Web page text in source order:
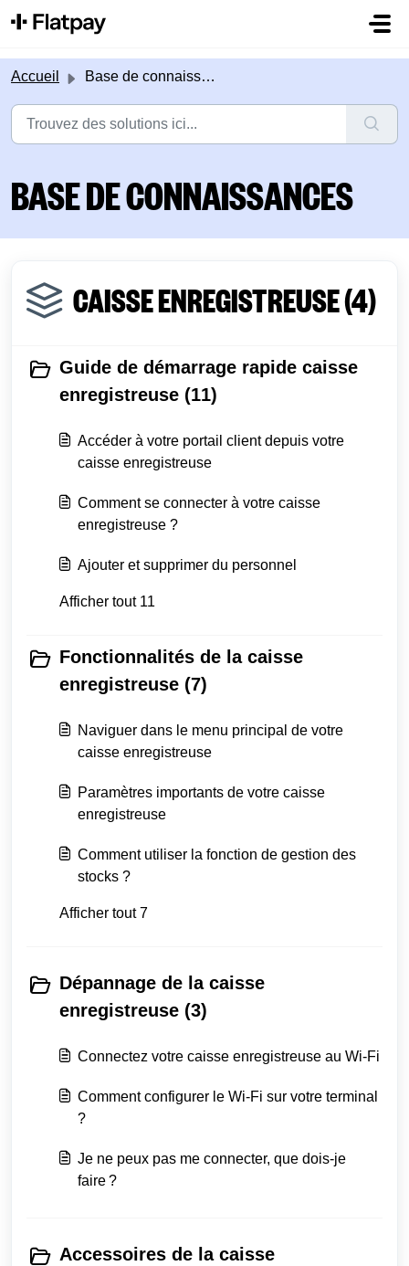
Accueil Base de connaissances
BASE DE CONNAISSANCES
CAISSE ENREGISTREUSE (4)
Guide de démarrage rapide caisse
enregistreuse (11)
Accéder à votre portail client depuis votre
caisse enregistreuse
Comment se connecter à votre caisse
enregistreuse ?
Ajouter et supprimer du personnel
Afficher tout 11
Fonctionnalités de la caisse
enregistreuse (7)
Naviguer dans le menu principal de votre
caisse enregistreuse
Paramètres importants de votre caisse
enregistreuse
Comment utiliser la fonction de gestion des
stocks ?
Afficher tout 7
Dépannage de la caisse
enregistreuse (3)
Connectez votre caisse enregistreuse au Wi-Fi
Comment configurer le Wi-Fi sur votre terminal
?
Je ne peux pas me connecter, que dois-je
faire ?
Accessoires de la caisse